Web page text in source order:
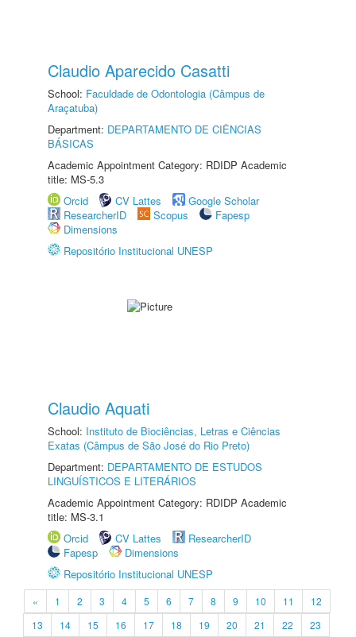
Claudio Aparecido Casatti
School: Faculdade de Odontologia (Câmpus de
Araçatuba)
Department: DEPARTAMENTO DE CIÊNCIAS
BÁSICAS
Academic Appointment Category: RDIDP Academic
title: MS-5.3
Orcid
CV Lattes
Google Scholar
ResearcherID
Scopus
Fapesp
Dimensions
Repositório Institucional UNESP
Claudio Aquati
School: Instituto de Biociências, Letras e Ciências
Exatas (Câmpus de São José do Rio Preto)
Department: DEPARTAMENTO DE ESTUDOS
LINGUÍSTICOS E LITERÁRIOS
Academic Appointment Category: RDIDP Academic
title: MS-3.1
Orcid
CV Lattes
ResearcherID
Fapesp
Dimensions
Repositório Institucional UNESP
« 1 2 3 4 5 6 7 8 9 10 11
12
13
14 15 16 17 18 19 20 21 22
23